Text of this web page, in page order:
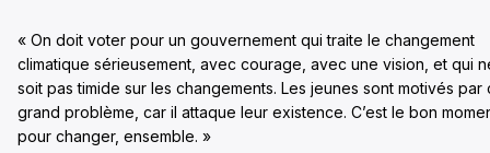
« On doit voter pour un gouvernement qui traite le changement
climatique sérieusement, avec courage, avec une vision, et qui
soit pas timide sur les changements. Les jeunes sont motivés par
grand problème, car il attaque leur existence. C’est le bon
pour changer, ensemble. »